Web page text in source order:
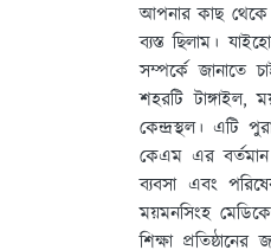
আপনার কাছ থেকে
ব্যস্ত ছিলাম।
সম্পর্কে জানাতে
শহরটি টাঙ্গাইল,
কেন্দ্রস্থল। এটি
কেএম এর বর্তমান
ব্যবসা এবং
ময়মনসিংহ
শিক্ষা